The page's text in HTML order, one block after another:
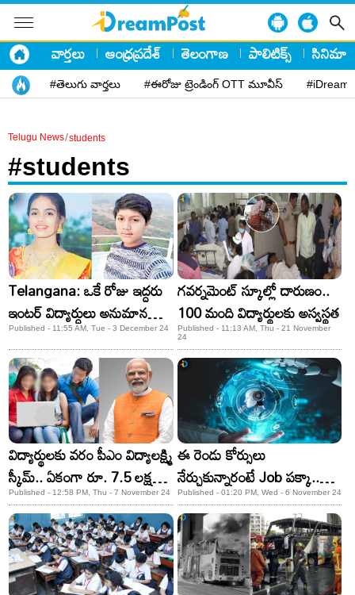
వార్తలు ఆంధ్రప్రదేశ్ తెలంగాణ పాలిటిక్స్ సినిమా
#తెలుగు వార్తలు #ఈరోజు ట్రెండింగ్ OTT మూవీస్
Telugu News/students
#students
Telangana: ఒకే రోజు ఇద్దరు
ఇంటర్ విద్యార్ధులు అనుమానస్పద
మృతి.. అసలేమయ్యింది?
Published - 11:55 AM, Tue - 3 December 24
గవర్నమెంట్ స్కూల్లో దారుణం..
100 మంది విద్యార్థులకు అస్వస్థత
Published - 11:13 AM, Thu - 21 November
24
విద్యార్థులకు వరం పీఎం విద్యాలక్ష్మి
స్కీమ్.. ఏకంగా రూ. 7.5 లక్షలు
పొందే ఛాన్స్..
Published - 12:58 PM, Thu - 7 November 24
ఈ రెండు కోర్సులు
నేర్చుకున్నారంటే Job పక్కా..
లక్షల్లో జీతం!
Published - 01:20 PM, Wed - 6 November 24